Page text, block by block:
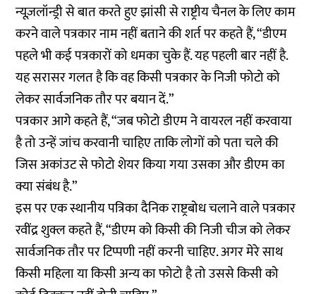
न्यूज़लॉन्ड्री से बात करते हुए झांसी से राष्ट्रीय चैनल के लिए काम
करने वाले पत्रकार नाम नहीं बताने की शर्त पर कहते हैं, “डीएम
पहले भी कई पत्रकारों को धमका चुके हैं. यह पहली बार नहीं है.
यह सरासर गलत है कि वह किसी पत्रकार के निजी फोटो को
लेकर सार्वजनिक तौर पर बयान दें.”
पत्रकार आगे कहते हैं, “जब फोटो डीएम ने वायरल नहीं करवाया
है तो उन्हें जांच करवानी चाहिए ताकि लोगों को पता चले की
जिस अकांउट से फोटो शेयर किया गया उसका और डीएम का
क्या संबंध है.”
इस पर एक स्थानीय पत्रिका दैनिक राष्ट्रबोध चलाने वाले पत्रकार
रवींद्र शुक्ल कहते हैं, “डीएम को किसी की निजी चीज को लेकर
सार्वजनिक तौर पर टिप्पणी नहीं करनी चाहिए. अगर मेरे साथ
किसी महिला या किसी अन्य का फोटो है तो उससे किसी को